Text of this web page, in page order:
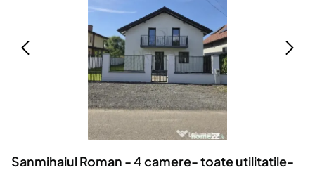
Animale de companie
Afaceri și echipamente profesionale
Inchiriere Bunuri si Vehicule
Utilaje agricole si industriale
Piese auto si accesorii
Dacia Duster
Sanmihaiul Roman - 4 camere- toate utilitatile-